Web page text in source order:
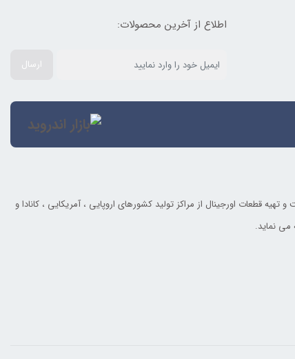
اطلاع از آخرین محصولات:
ارسال
قطعات اورجینال از مراکز تولید کشورهای اروپایی ، آمریکایی ، کانادا و
می نماید.